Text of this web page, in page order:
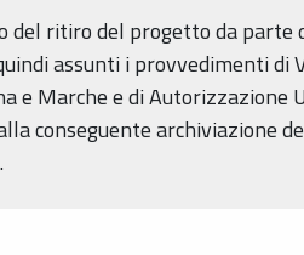
del ritiro del progetto da parte
assunti i provvedimenti di
e Marche e di Autorizzazione
conseguente archiviazione